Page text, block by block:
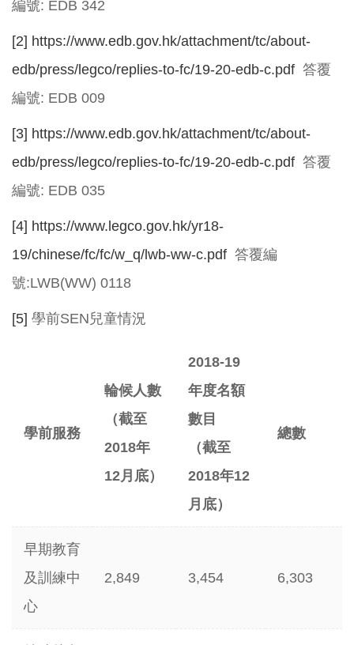
編號: EDB 342
[2] https://www.edb.gov.hk/attachment/tc/about-
edb/press/legco/replies-to-fc/19-20-edb-c.pdf 答覆
編號: EDB 009
[3] https://www.edb.gov.hk/attachment/tc/about-
edb/press/legco/replies-to-fc/19-20-edb-c.pdf 答覆
編號: EDB 035
[4] https://www.legco.gov.hk/yr18-
19/chinese/fc/fc/w_q/lwb-ww-c.pdf 答覆編
號:LWB(WW) 0118
[5] 學前SEN兒童情況
學前服務
輪候人數
（截至
2018年
12月底）
2018-19
年度名額
數目
（截至
2018年12
月底）
總數
早期教育
及訓練中
心
2,849 3,454 6,303